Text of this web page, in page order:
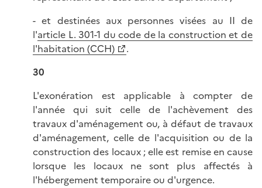
- et destinées aux personnes visées au II de
l'article L. 301-1 du code de la construction et de
l'habitation (CCH)
.
30
L'exonération est applicable à compter de
l'année qui suit celle de l'achèvement des
travaux d'aménagement ou, à défaut de travaux
d'aménagement, celle de l'acquisition ou de la
construction des locaux ; elle est remise en cause
lorsque les locaux ne sont plus affectés à
l'hébergement temporaire ou d'urgence.